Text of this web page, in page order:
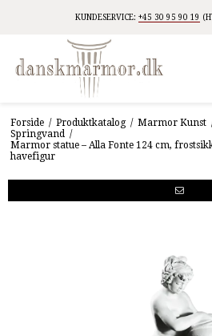
KUNDESERVICE: +45 30 95 90 19
Forside / Produktkatalog / Marmor Kunst
Springvand /
Marmor statue – Alla Fonte 124 cm,
havefigur